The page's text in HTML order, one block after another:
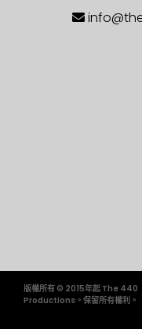
版權所有 © 2015年起 The 440
Productions。保留所有權利。